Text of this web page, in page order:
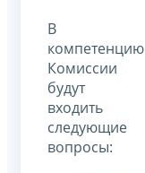
В
компетенцию
Комиссии
будут
входить
следующие
вопросы: